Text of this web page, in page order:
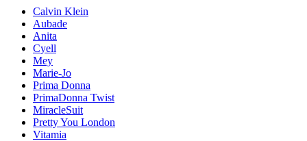
Calvin Klein
Aubade
Anita
Cyell
Mey
Marie-Jo
Prima Donna
PrimaDonna Twist
MiracleSuit
Pretty You London
Vitamia